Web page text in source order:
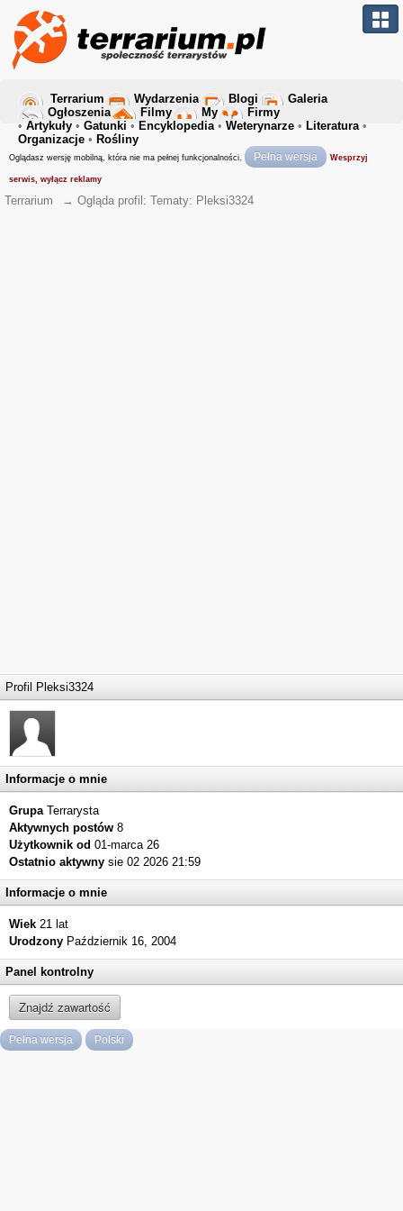
Terrarium Wydarzenia Blogi
Galeria
Ogłoszenia
Filmy My
Firmy
• Artykuły • Gatunki • Encyklopedia• Weterynarze • Literatura•
Organizacje • Rośliny
Oglądasz wersję mobilną, która nie ma pełnej funkcjonalności. Pełna wersja Wesprzyj
serwis, wyłącz reklamy
Terrarium → Ogląda profil: Tematy: Pleksi3324
Profil Pleksi3324
Informacje o mnie
GrupaTerrarysta
Aktywnych postów 8
Użytkownik od 01-marca 26
Ostatnio aktywny sie 02 2026 21:59
Informacje o mnie
Wiek 21 lat
Urodzony Październik 16, 2004
Panel kontrolny
Znajdź zawartość
Pełna wersja Polski